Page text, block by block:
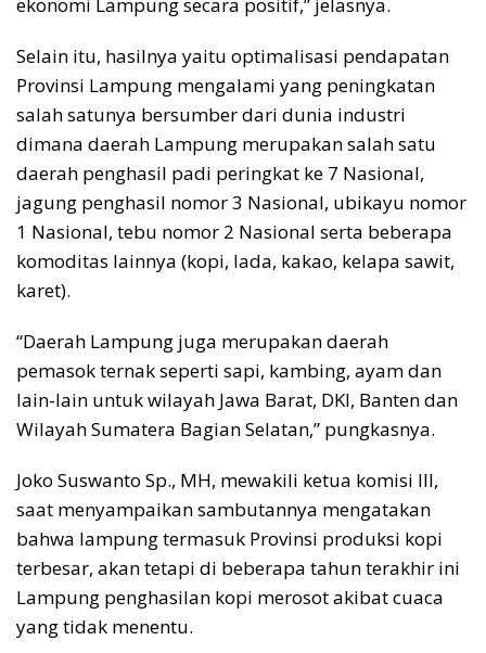
Selain itu, hasilnya yaitu optimalisasi pendapatan
Provinsi Lampung mengalami yang peningkatan
salah satunya bersumber dari dunia industri
dimana daerah Lampung merupakan salah satu
daerah penghasil padi peringkat ke 7 Nasional,
jagung penghasil nomor 3 Nasional, ubikayu nomor
1 Nasional, tebu nomor 2 Nasional serta beberapa
komoditas lainnya (kopi, lada, kakao, kelapa sawit,
karet).
“Daerah Lampung juga merupakan daerah
pemasok ternak seperti sapi, kambing, ayam dan
lain-lain untuk wilayah Jawa Barat, DKI, Banten dan
Wilayah Sumatera Bagian Selatan,” pungkasnya.
Joko Suswanto Sp., MH, mewakili ketua komisi III,
saat menyampaikan sambutannya mengatakan
bahwa lampung termasuk Provinsi produksi kopi
terbesar, akan tetapi di beberapa tahun terakhir ini
Lampung penghasilan kopi merosot akibat cuaca
yang tidak menentu.